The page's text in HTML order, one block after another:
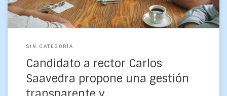
SIN CATEGORÍA
Candidato a rector Carlos
Saavedra propone una gestión